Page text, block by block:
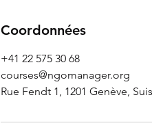
Coordonnées
+41 22 575 30 68
courses@ngomanager.org
Rue Fendt 1, 1201 Genève,